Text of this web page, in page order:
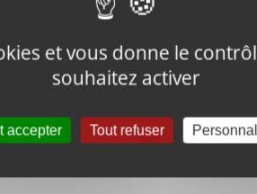
produit
et vous donne le
souhaitez activer
accepter Tout refuser